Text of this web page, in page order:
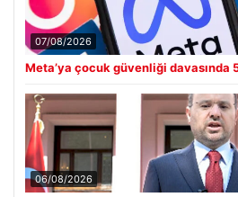
07/08/2026
Meta’ya çocuk güvenliği davasında
06/08/2026